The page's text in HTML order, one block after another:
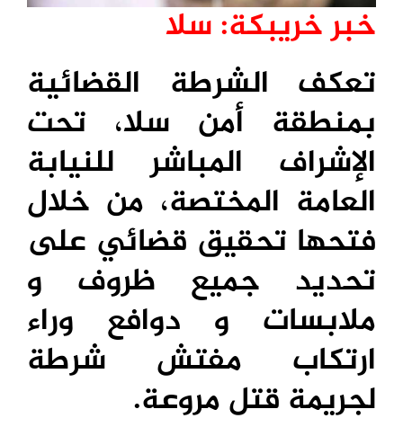
خبر خريبكة: سلا
تعكف الشرطة القضائية
بمنطقة أمن سلا، تحت
الإشراف المباشر للنيابة
العامة المختصة، من خلال
فتحها تحقيق قضائي على
تحديد جميع ظروف و
ملابسات و دوافع وراء
ارتكاب مفتش شرطة
لجريمة قتل مروعة.